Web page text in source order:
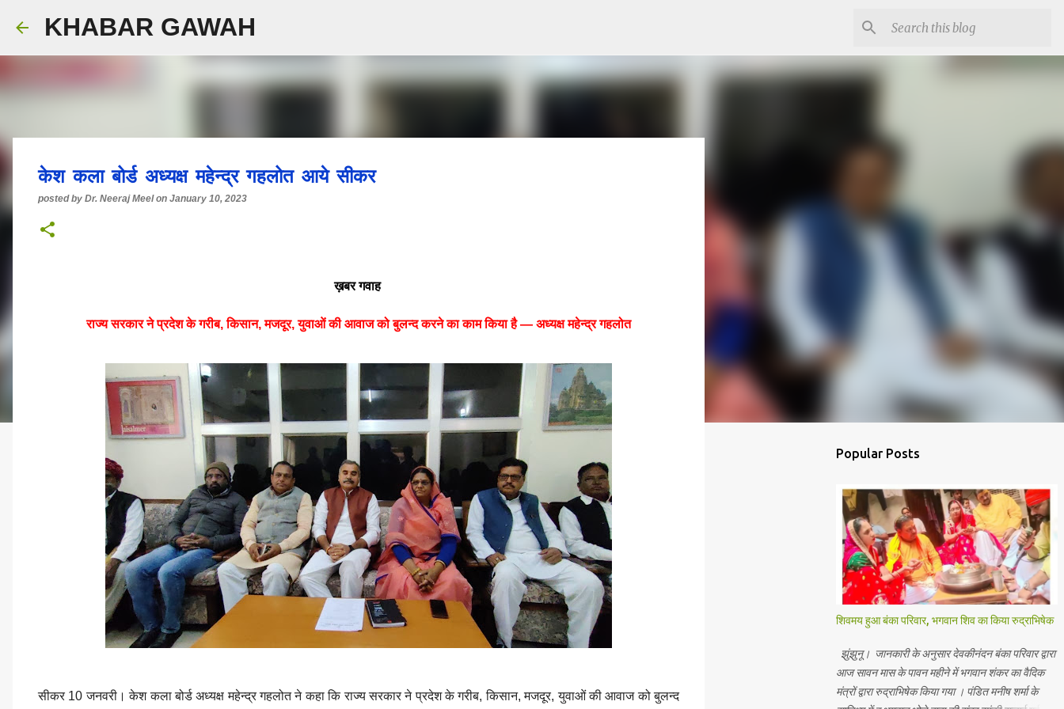
KHABAR GAWAH
केश कला बोर्ड अध्यक्ष महेन्द्र गहलोत आये सीकर
posted by Dr. Neeraj Meel on January 10, 2023
ख़बर गवाह
राज्य सरकार ने प्रदेश के गरीब, किसान, मजदूर, युवाओं की आवाज को बुलन्द करने का काम किया है — अध्यक्ष महेन्द्र गहलोत
सीकर 10 जनवरी। केश कला बोर्ड अध्यक्ष महेन्द्र गहलोत ने कहा कि राज्य सरकार ने प्रदेश के गरीब, किसान, मजदूर, युवाओं की आवाज को बुलन्द
Popular Posts
शिवमय हुआ बंका परिवार, भगवान शिव का किया रुद्राभिषेक
झुंझुनू। जानकारी के अनुसार देवकीनंदन बंका परिवार द्वारा
आज सावन मास के पावन महीने में भगवान शंकर का वैदिक
मंत्रों द्वारा रुद्राभिषेक किया गया । पंडित मनीष शर्मा के